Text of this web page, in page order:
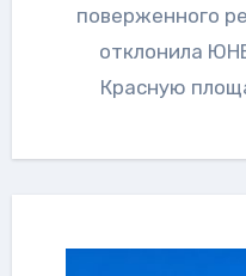
поверженного
отклонила
Красную